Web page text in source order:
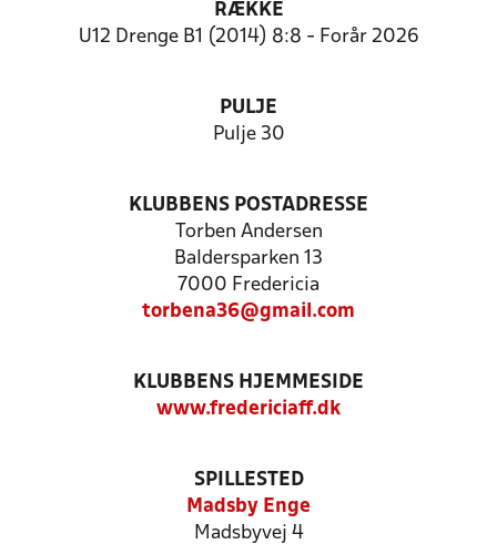
RÆKKE
U12 Drenge B1 (2014) 8:8 - Forår 2026
PULJE
Pulje 30
KLUBBENS POSTADRESSE
Torben Andersen
Baldersparken 13
7000 Fredericia
torbena36@gmail.com
KLUBBENS HJEMMESIDE
www.fredericiaff.dk
SPILLESTED
Madsby Enge
Madsbyvej 4